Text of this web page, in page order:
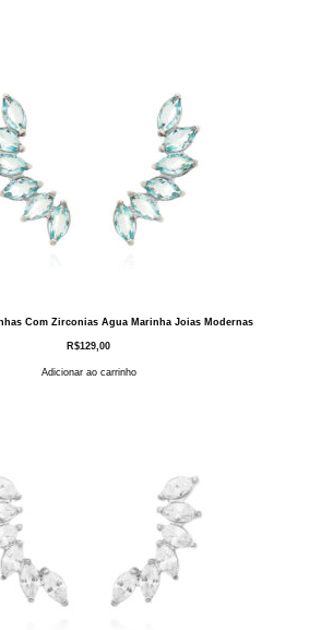
Com Zirconias Agua Marinha Joias Modernas
R$129,00
Adicionar ao carrinho